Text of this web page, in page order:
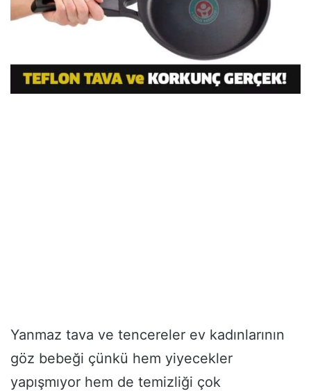
Yanmaz tava ve tencereler ev kadınlarının
göz bebeği çünkü hem yiyecekler
yapışmıyor hem de temizliği çok